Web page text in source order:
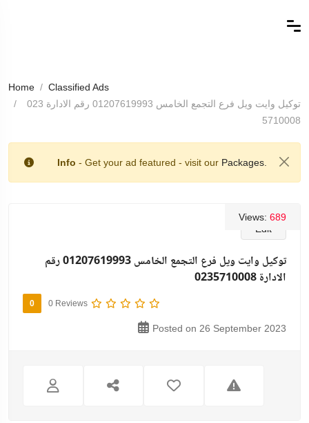
Home
Classified Ads
توكيل وايت ويل فرع التجمع الخامس 01207619993 رقم الادارة 023
5710008
Info - Get your ad featured - visit our Packages.
Edit
Views: 689
توكيل وايت ويل فرع التجمع الخامس 01207619993 رقم
الادارة 0235710008
0 0 Reviews
Posted on 26 September 2023